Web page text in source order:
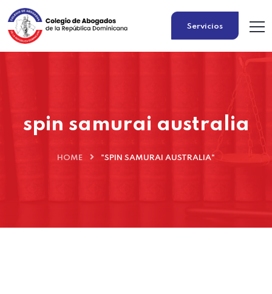
Servicios
spin samurai australia
HOME "SPIN SAMURAI AUSTRALIA"